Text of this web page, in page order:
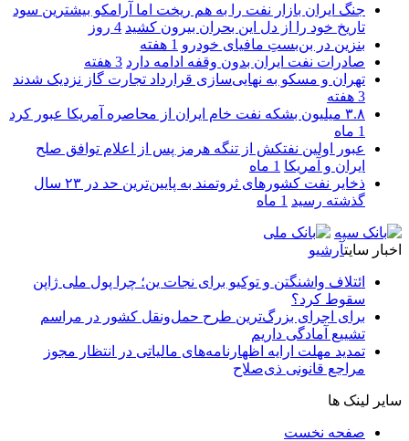
جنگ ایران بازار نفت را به هم ریخت اما آرامکو بیشترین سود
تاریخ خود را از دل این بحران بیرون کشید 4 روز
بنزین در بن‌بستِ مافیای خودرو 1 هفته
صادرات نفت ایران بدون وقفه ادامه دارد 3 هفته
تهران و مسکو به نهایی‌سازی قرارداد تجارت گاز نزدیک شدند
3 هفته
۳.۸ میلیون بشکه نفت خام ایران از محاصره آمریکا عبور کرد
1 ماه
عبور اولین نفتکش از تنگه هرمز پس از اعلام توافق صلح
ایران و آمریکا 1 ماه
ذخایر نفت کشورهای ثروتمند به پایین‌ترین حد در ۲۳ سال
گذشته رسید 1 ماه
اخبار سایتآرشیو
ائتلاف واشنگتن و توکیو برای نجات ین؛ چرا پول ملی ژاپن
سقوط کرد؟
برای اجرای بزرگ‌ترین طرح حمل‌ونقل کشور در مراسم
تشییع آمادگی داریم
تمدید مهلت ارایه اظهارنامه‌های مالیاتی در انتظار مجوز
مراجع قانونی ذی‌‏صلاح
سایر لینک ها
صفحه نخست